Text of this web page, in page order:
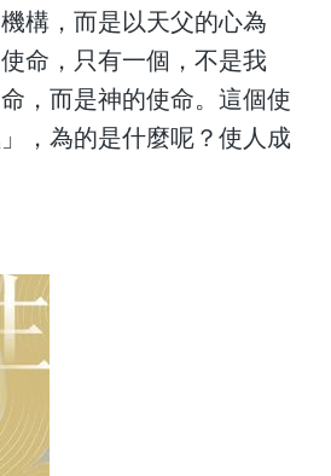
構，而是以天父的心為
命，只有一個，不是我
，而是神的使命。這個使
，為的是什麼呢？使人成